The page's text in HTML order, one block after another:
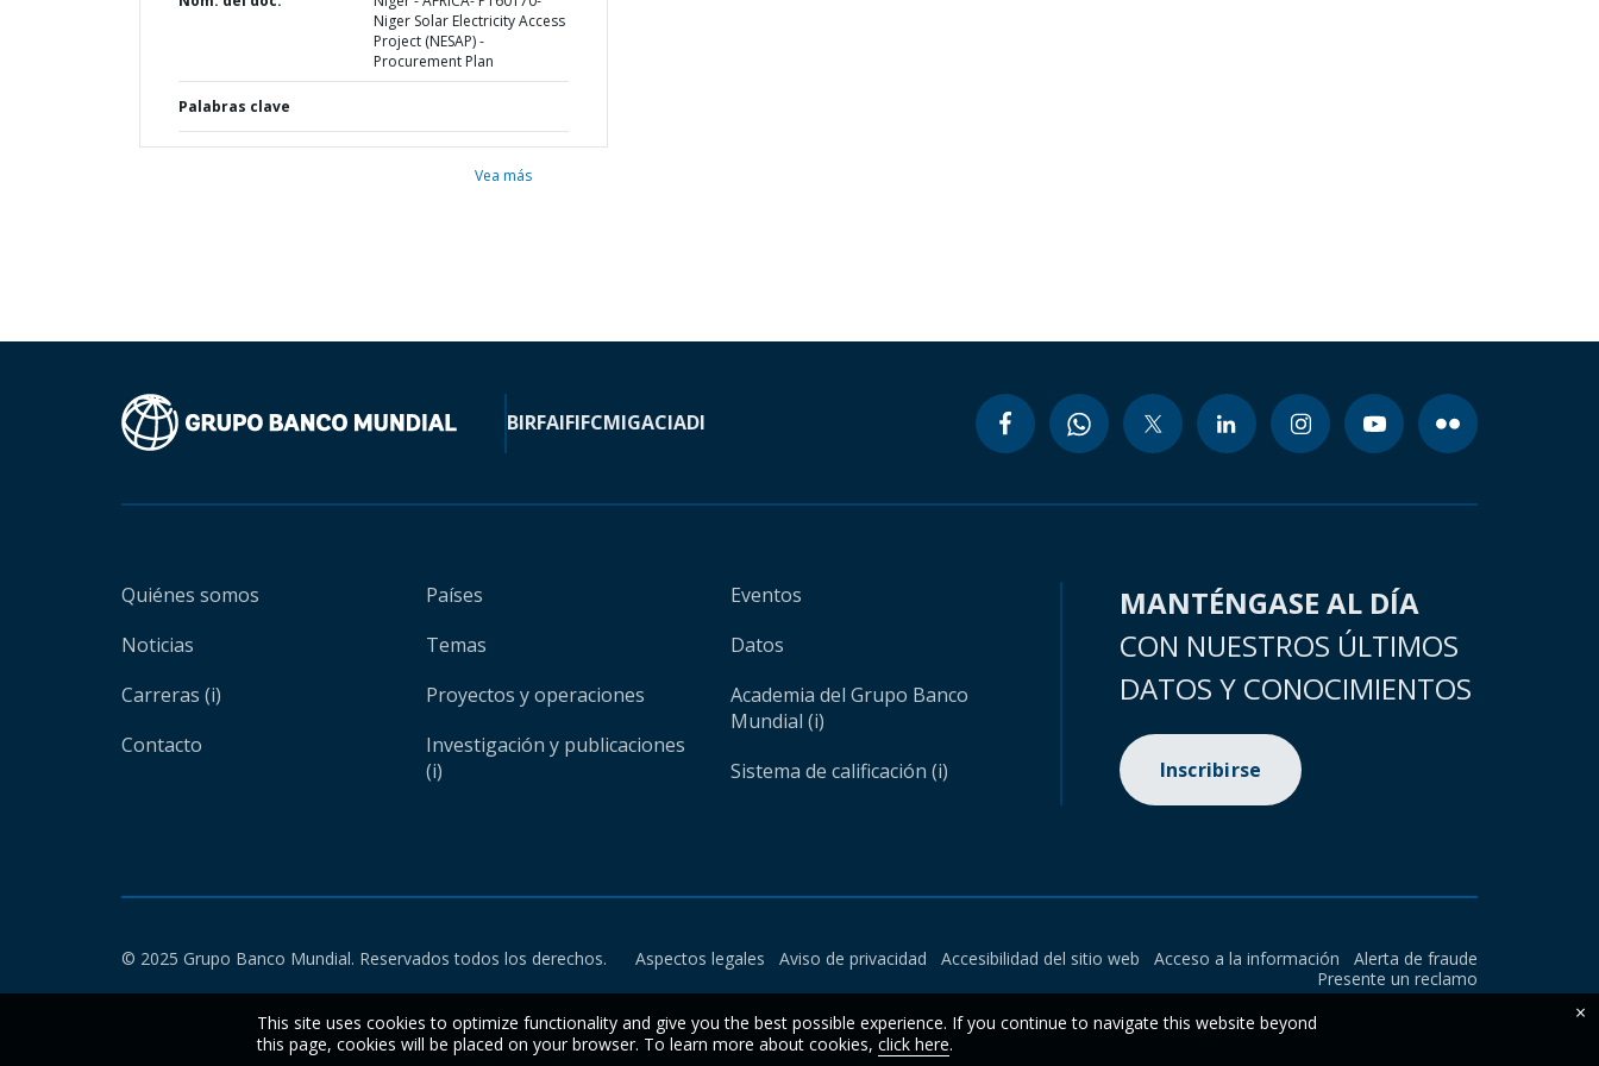
Niger Solar Electricity Access
Project (NESAP) -
Procurement Plan
Palabras clave
Vea más
BIRFAIFIFCMIGACIADI
Quiénes somos
Noticias
Carreras (i)
Contacto
Países
Temas
Proyectos y operaciones
Investigación y publicaciones
(i)
Eventos
Datos
Academia del Grupo Banco
Mundial (i)
Sistema de calificación (i)
MANTÉNGASE AL DÍA
CON NUESTROS ÚLTIMOS
DATOS Y CONOCIMIENTOS
Inscribirse
© 2025 Grupo Banco Mundial. Reservados todos los derechos. Aspectos legales Aviso de privacidad Accesibilidad del sitio web Acceso a la información
Alerta de fraude
Presente un reclamo
This site uses cookies to optimize functionality and give you the best possible experience. If you continue to navigate this website beyond
this page, cookies will be placed on your browser. To learn more about cookies, click here.
×